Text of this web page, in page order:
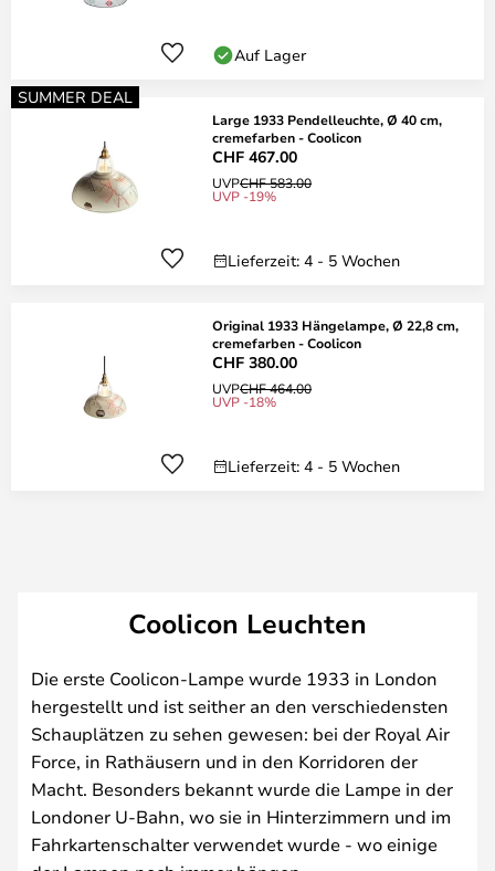
Auf Lager
SUMMER DEAL
Large 1933 Pendelleuchte, Ø 40 cm,
cremefarben - Coolicon
CHF 467.00
UVPCHF 583.00
UVP -19%
Lieferzeit: 4 - 5 Wochen
Original 1933 Hängelampe, Ø 22,8 cm,
cremefarben - Coolicon
CHF 380.00
UVPCHF 464.00
UVP -18%
Lieferzeit: 4 - 5 Wochen
Coolicon Leuchten
Die erste Coolicon-Lampe wurde 1933 in London
hergestellt und ist seither an den verschiedensten
Schauplätzen zu sehen gewesen: bei der Royal Air
Force, in Rathäusern und in den Korridoren der
Macht. Besonders bekannt wurde die Lampe in der
Londoner U-Bahn, wo sie in Hinterzimmern und im
Fahrkartenschalter verwendet wurde - wo einige